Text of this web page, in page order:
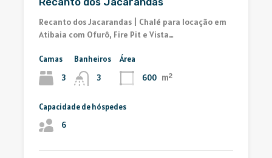
Recanto dos Jacarandas | Chalé para locação em
Atibaia com Ofurô, Fire Pit e Vista…
Camas
3
Banheiros
3
Área
600 m²
Capacidade de hóspedes
6